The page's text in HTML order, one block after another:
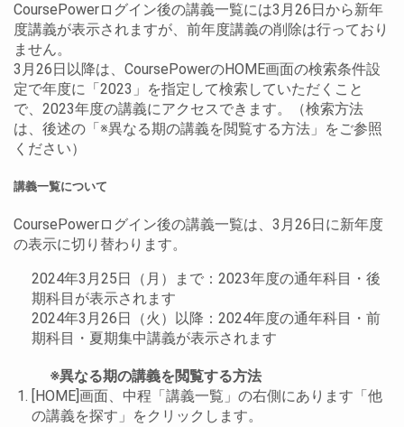
CoursePowerログイン後の講義一覧には3月26日から新年
度講義が表示されますが、前年度講義の削除は行っており
ません。
3月26日以降は、CoursePowerのHOME画面の検索条件設
定で年度に「2023」を指定して検索していただくこと
で、2023年度の講義にアクセスできます。（検索方法
は、後述の「※異なる期の講義を閲覧する方法」をご参照
ください）
講義一覧について
CoursePowerログイン後の講義一覧は、3月26日に新年度
の表示に切り替わります。
2024年3月25日（月）まで：2023年度の通年科目・後
期科目が表示されます
2024年3月26日（火）以降：2024年度の通年科目・前
期科目・夏期集中講義が表示されます
※異なる期の講義を閲覧する方法
[HOME]画面、中程「講義一覧」の右側にあります「他
の講義を探す」をクリックします。